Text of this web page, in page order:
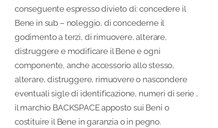
conseguente espresso divieto di: concedere il
Bene in sub – noleggio, di concederne il
godimento a terzi, di rimuovere, alterare,
distruggere e modificare il Bene e ogni
componente, anche accessorio allo stesso,
alterare, distruggere, rimuovere o nascondere
eventuali sigle di identificazione, numeri di serie ,
il marchio BACKSPACE apposto sui Beni o
costituire il Bene in garanzia o in pegno.